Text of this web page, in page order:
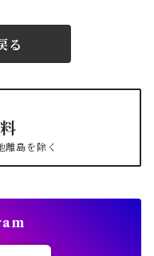
る
島を除く